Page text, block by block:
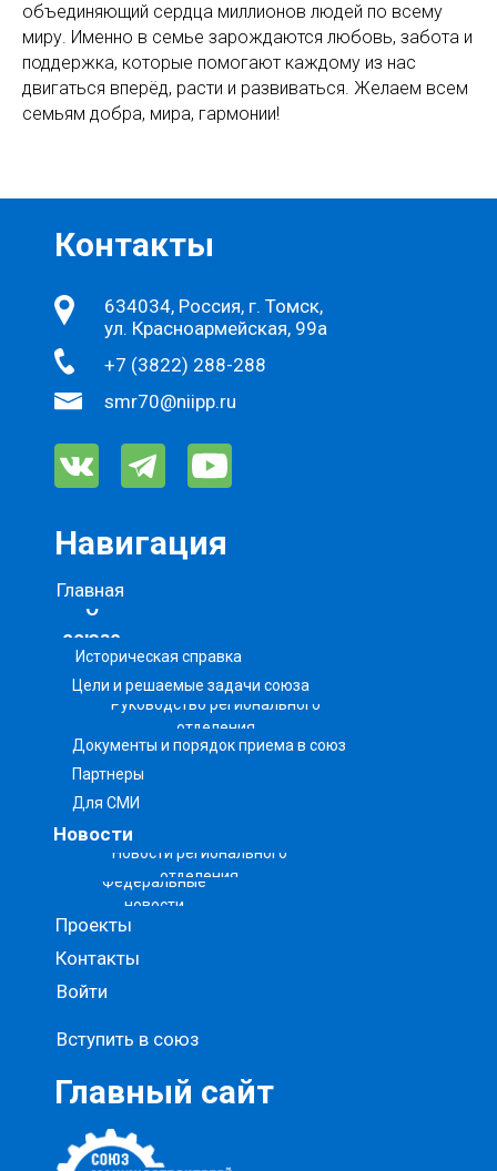
объединяющий сердца миллионов людей по всему
миру. Именно в семье зарождаются любовь, забота и
поддержка, которые помогают каждому из нас
двигаться вперёд, расти и развиваться. Желаем всем
семьям добра, мира, гармонии!
634034, Россия, г. Томск,
ул. Красноармейская, 99а
+7 (3822) 288-288
Главный сайт
smr70@niipp.ru
Контакты
О
союзе
Новости
Проекты
Контакты
Навигация
Главная
Войти
Вступить в союз
Историческая справка
Цели и решаемые задачи союза
Руководство регионального
отделения
Документы и порядок приема в союз
Партнеры
Для СМИ
Новости регионального
отделения
Федеральные
новости